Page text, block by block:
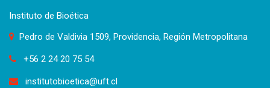
Instituto de Bioética
Pedro de Valdivia 1509, Providencia, Región Metropolitana
+56 2 24 20 75 54
institutobioetica@uft.cl